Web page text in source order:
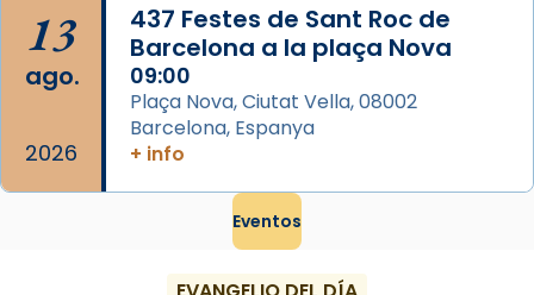
13
ago.
2026
437 Festes de Sant Roc de
Barcelona a la plaça Nova
09:00
Plaça Nova, Ciutat Vella, 08002
Barcelona, Espanya
+ info
Eventos